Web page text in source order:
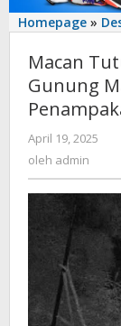
Homepage »
‎Macan
Gunung
April 19, 2025
oleh admin